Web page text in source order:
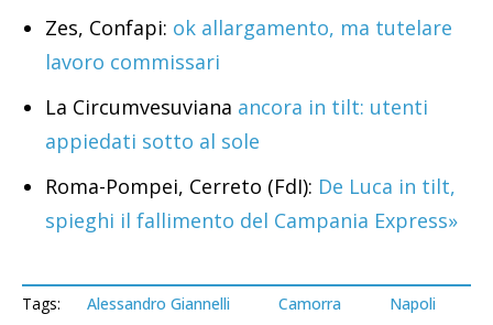
Zes, Confapi: ok allargamento, ma tutelare
lavoro commissari
La Circumvesuviana ancora in tilt: utenti
appiedati sotto al sole
Roma-Pompei, Cerreto (FdI): De Luca in tilt,
spieghi il fallimento del Campania Express»
Tags: Alessandro Giannelli Camorra Napoli